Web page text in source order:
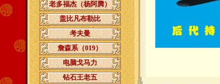
老多福杰（杨阿腾）
盖比凡布勒比
考夫曼
詹森系（019）
电脑戈马力
钻石王老五